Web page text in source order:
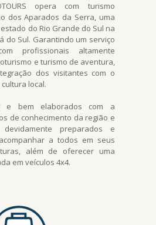
opera com turismo
dos Aparados da Serra, uma
do Rio Grande do Sul na
do Sul. Garantindo um serviço
profissionais altamente
e turismo de aventura,
dos visitantes com o
local.
e bem elaborados com a
de conhecimento da região e
devidamente preparados e
a todos em seus
além de oferecer uma
em veículos 4x4.